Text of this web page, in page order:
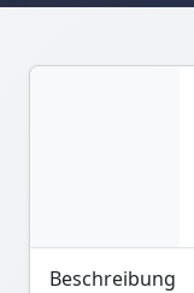
Beschreibung